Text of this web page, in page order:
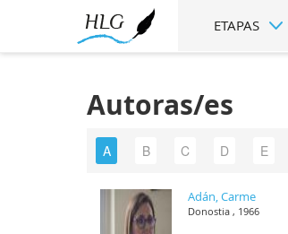
ETAPAS
Autoras/es
A B C D E
Adán, Carme
Donostia , 1966